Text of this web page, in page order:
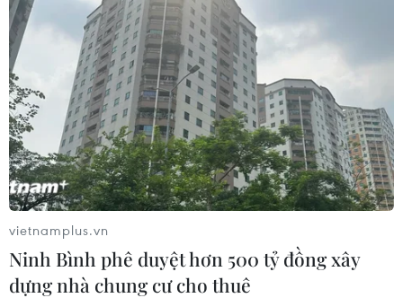
vietnamplus.vn
Ninh Bình phê duyệt hơn 500 tỷ đồng xây
dựng nhà chung cư cho thuê